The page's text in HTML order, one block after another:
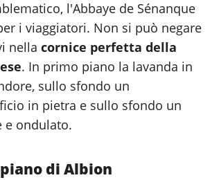
l'Abbaye de Sénanque
i viaggiatori. Non si può negare
nella cornice perfetta della
. In primo piano la lavanda in
sullo sfondo un
in pietra e sullo sfondo un
e ondulato.
di Albion